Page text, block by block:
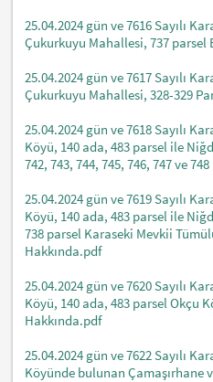
25.04.2024 gün ve 7616 Sayılı
Çukurkuyu Mahallesi, 737 parsel
25.04.2024 gün ve 7617 Sayılı
Çukurkuyu Mahallesi, 328-329
25.04.2024 gün ve 7618 Sayılı
Köyü, 140 ada, 483 parsel ile
742, 743, 744, 745, 746, 747 ve
25.04.2024 gün ve 7619 Sayılı
Köyü, 140 ada, 483 parsel ile
738 parsel Karaseki Mevkii
Hakkında.pdf
25.04.2024 gün ve 7620 Sayılı
Köyü, 140 ada, 483 parsel Okçu
Hakkında.pdf
25.04.2024 gün ve 7622 Sayılı
Köyünde bulunan Çamaşırhane